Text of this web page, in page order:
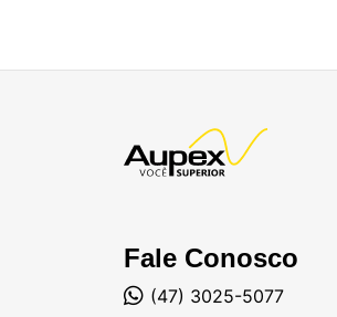
Fale Conosco
(47) 3025-5077